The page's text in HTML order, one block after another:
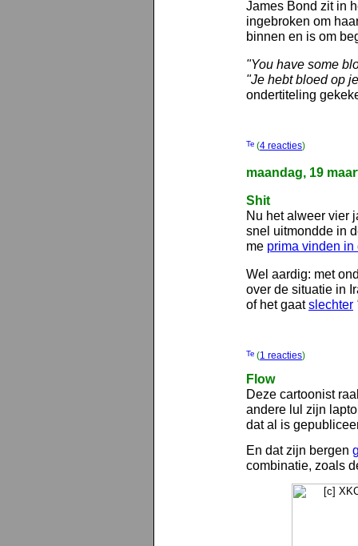
James Bond zit in
ingebroken om
binnen en is om
"You have some
"Je hebt bloed op
ondertiteling
(4 reacties)
maandag, 19
Shit
Nu het alweer vier
snel uitmondde in
me prima vinden in
Wel aardig: met
over de situatie in
of het gaatslechter
(1 reacties)
Flow
Deze cartoonist
andere lul zijn
dat al is
En dat zijn bergen
combinatie, zoals